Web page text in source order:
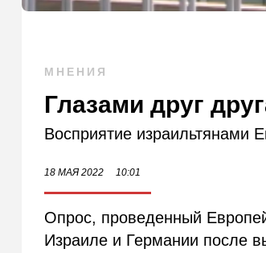
МНЕНИЯ
Глазами друг
Восприятие
18 МАЯ 2022 10:01
Опрос, проведенный
Израиле и Германии после